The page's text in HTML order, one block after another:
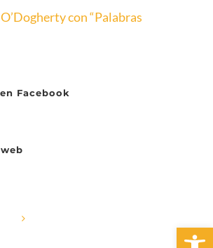
Abrir
con “Palabras
Facebook